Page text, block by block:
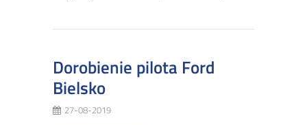
Dorobienie pilota Ford
Bielsko
27-08-2019